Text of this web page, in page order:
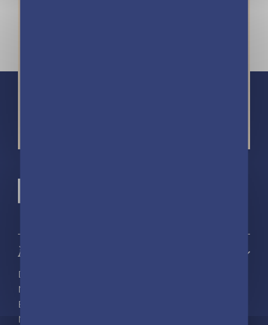
À propos
Découvrir playBac
Nos actualités
Espace pro
Nous rejoindre